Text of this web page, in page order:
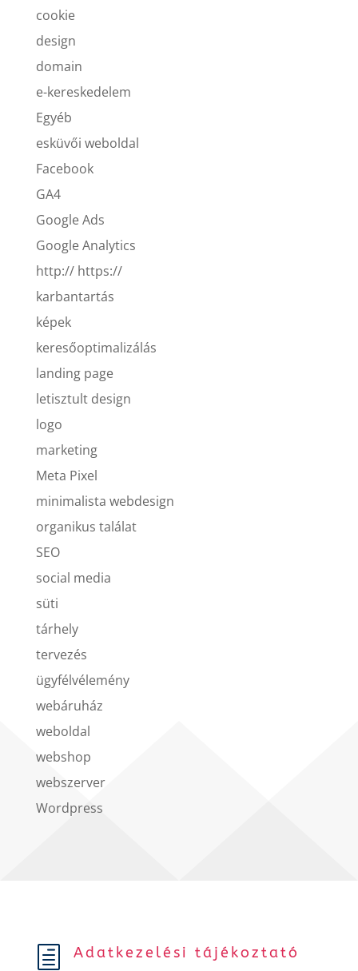
cookie
design
domain
e-kereskedelem
Egyéb
esküvői weboldal
Facebook
GA4
Google Ads
Google Analytics
http:// https://
karbantartás
képek
keresőoptimalizálás
landing page
letisztult design
logo
marketing
Meta Pixel
minimalista webdesign
organikus találat
SEO
social media
süti
tárhely
tervezés
ügyfélvélemény
webáruház
weboldal
webshop
webszerver
Wordpress
h Adatkezelési tájékoztató